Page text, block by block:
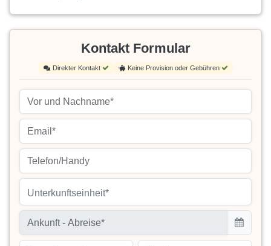
Kontakt Formular
Direkter Kontakt Keine Provision oder Gebühren
Unterkunftseinheit*